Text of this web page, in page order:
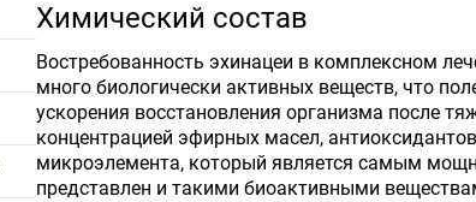
Химический состав
Востребованность эхинацеи в комплексном
много биологически активных веществ, что
ускорения восстановления организма после
концентрацией эфирных масел,
микроэлемента, который является самым
представлен и такими биоактивными